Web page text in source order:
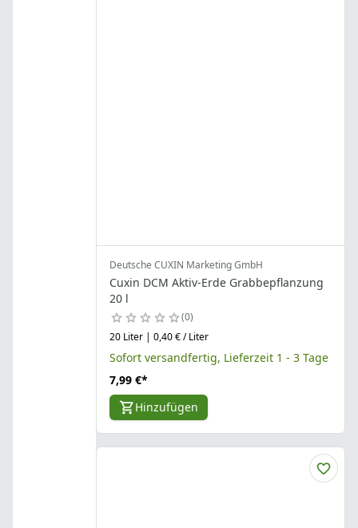
Deutsche CUXIN Marketing GmbH
Cuxin DCM Aktiv-Erde Grabbepflanzung
20 l
0
20 Liter | 0,40 € / Liter
Sofort versandfertig, Lieferzeit 1 - 3 Tage
7,99 €*
Hinzufügen